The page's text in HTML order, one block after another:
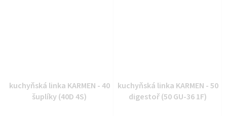
kuchyňská linka KARMEN - 40
šuplíky (40D 4S)
kuchyňská linka KARMEN - 50
digestoř (50 GU-36 1F)